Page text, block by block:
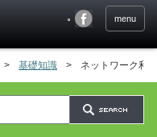
menu
> 基礎知識 > ネットワーク利